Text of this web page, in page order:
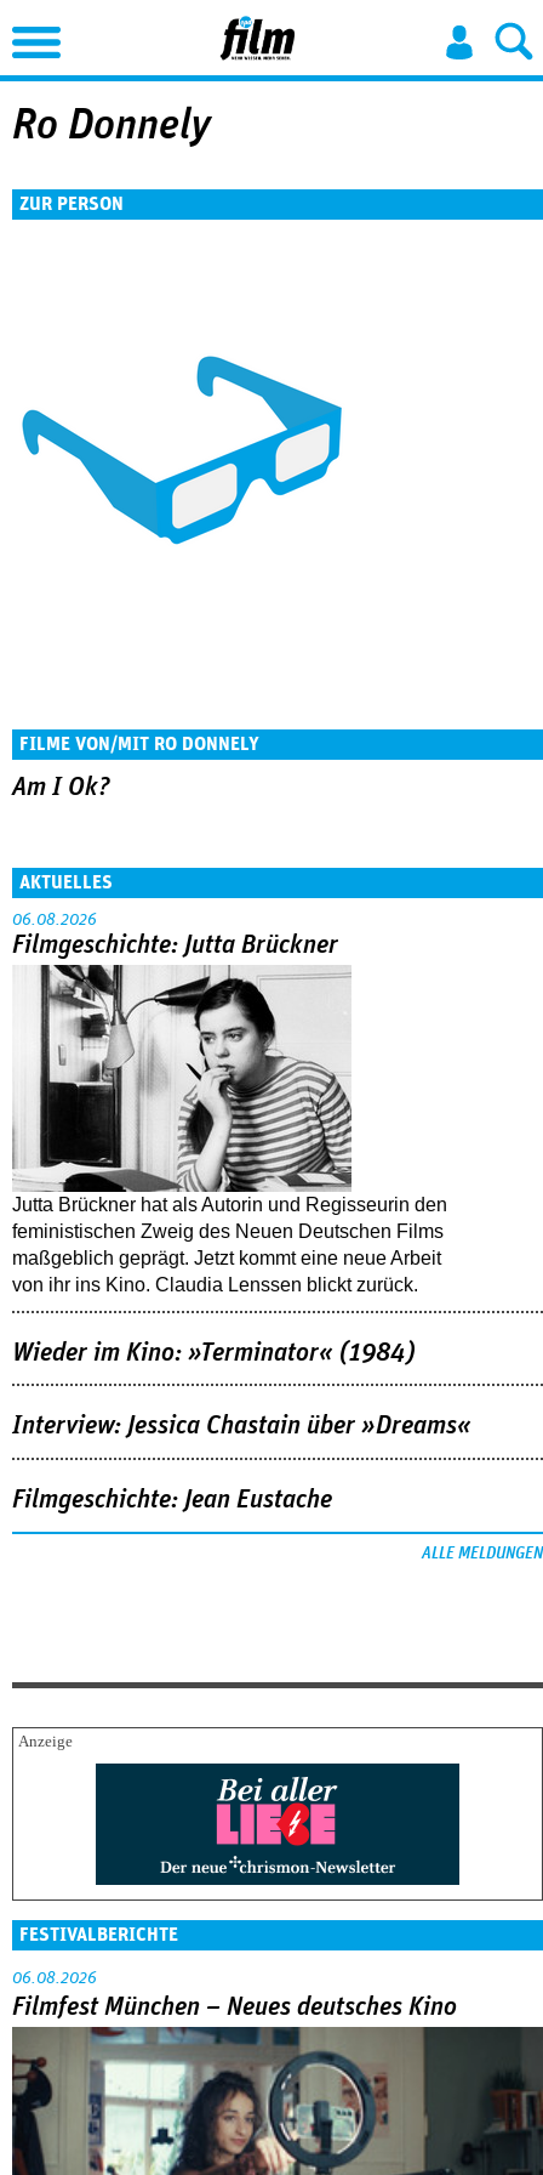
Jump to Navigation
Ro Donnely
ZUR PERSON
FILME VON/MIT RO DONNELY
Am I Ok?
AKTUELLES
06.08.2026
Filmgeschichte: Jutta Brückner
Jutta Brückner hat als Autorin und Regisseurin den
feministischen Zweig des Neuen Deutschen Films
maßgeblich geprägt. Jetzt kommt eine neue Arbeit
von ihr ins Kino. Claudia Lenssen blickt zurück.
Wieder im Kino: »Terminator« (1984)
Interview: Jessica Chastain über »Dreams«
Filmgeschichte: Jean Eustache
ALLE MELDUNGEN
FESTIVALBERICHTE
06.08.2026
Filmfest München – Neues deutsches Kino